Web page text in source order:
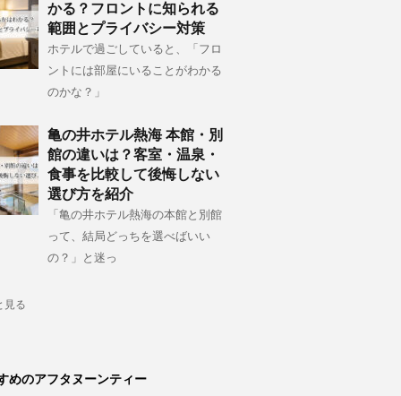
かる？フロントに知られる
範囲とプライバシー対策
ホテルで過ごしていると、「フロ
ントには部屋にいることがわかる
のかな？」
亀の井ホテル熱海 本館・別
館の違いは？客室・温泉・
食事を比較して後悔しない
選び方を紹介
「亀の井ホテル熱海の本館と別館
って、結局どっちを選べばいい
の？」と迷っ
見る
めのアフタヌーンティー